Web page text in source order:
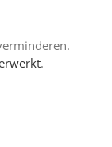
.